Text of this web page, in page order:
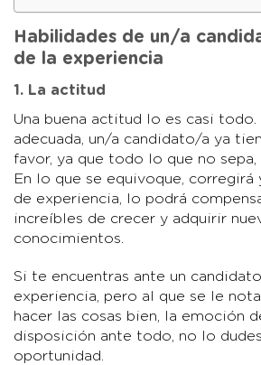
Habilidades de un/a
de la experiencia
1. La actitud
Una buena actitud lo es casi
adecuada, un/a candidato/a ya
favor, ya que todo lo que no sepa,
En lo que se equivoque,
de experiencia, lo podrá
increíbles de crecer y adquirir
conocimientos.
Si te encuentras ante un
experiencia, pero al que se le
hacer las cosas bien, la emoción
disposición ante todo, no lo
oportunidad.